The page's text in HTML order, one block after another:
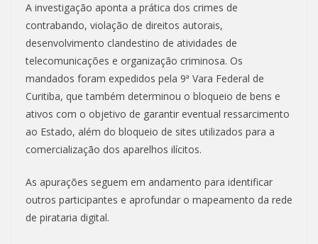
A investigação aponta a prática dos crimes de
contrabando, violação de direitos autorais,
desenvolvimento clandestino de atividades de
telecomunicações e organização criminosa. Os
mandados foram expedidos pela 9ª Vara Federal de
Curitiba, que também determinou o bloqueio de bens e
ativos com o objetivo de garantir eventual ressarcimento
ao Estado, além do bloqueio de sites utilizados para a
comercialização dos aparelhos ilícitos.
As apurações seguem em andamento para identificar
outros participantes e aprofundar o mapeamento da rede
de pirataria digital.